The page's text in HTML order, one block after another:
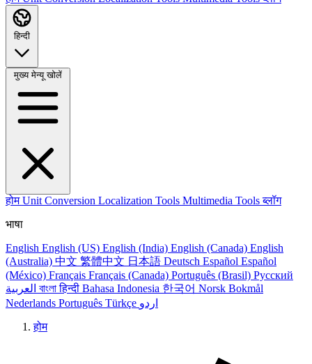
हिन्दी
मुख्य मेन्यू खोलें
होमUnit Conversion Localization Tools Multimedia Toolsब्लॉग
भाषा
English English (US) English (India) English (Canada) English
(Australia) 中文 繁體中文 日本語 Deutsch Español Español
(México) Français Français (Canada) Português (Brasil) Русский
বাংলাहिन्दी Bahasa Indonesia 한국어 Norsk Bokmål
Nederlands Português Türkçe اردو
होम